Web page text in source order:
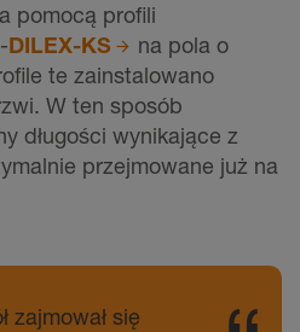
pomocą profili
DILEX-KS
na pola o
te zainstalowano
W ten sposób
długości wynikające z
przejmowane już na
zajmował się